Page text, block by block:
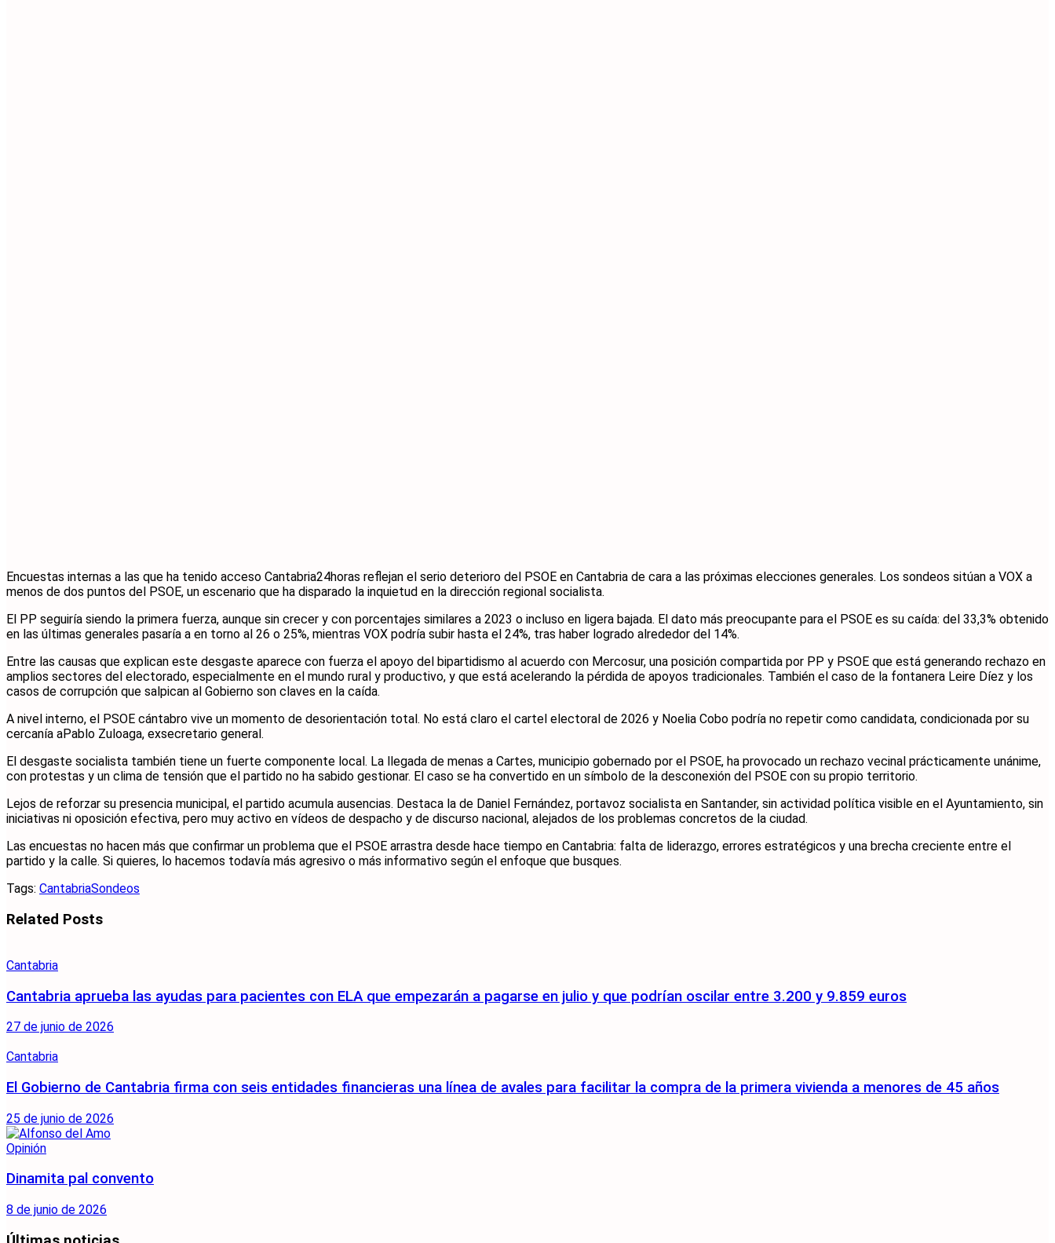
Encuestas internas a las que ha tenido acceso Cantabria24horas reflejan el serio deterioro del PSOE en Cantabria de cara a las próximas elecciones generales. Los sondeos sitúan a VOX a
menos de dos puntos del PSOE, un escenario que ha disparado la inquietud en la dirección regional socialista.
El PP seguiría siendo la primera fuerza, aunque sin crecer y con porcentajes similares a 2023 o incluso en ligera bajada. El dato más preocupante para el PSOE es su caída: del 33,3% obtenido
en las últimas generales pasaría a en torno al 26 o 25%, mientras VOX podría subir hasta el 24%, tras haber logrado alrededor del 14%.
Entre las causas que explican este desgaste aparece con fuerza el apoyo del bipartidismo al acuerdo con Mercosur, una posición compartida por PP y PSOE que está generando rechazo en
amplios sectores del electorado, especialmente en el mundo rural y productivo, y que está acelerando la pérdida de apoyos tradicionales. También el caso de la fontanera Leire Díez y los
casos de corrupción que salpican al Gobierno son claves en la caída.
A nivel interno, el PSOE cántabro vive un momento de desorientación total. No está claro el cartel electoral de 2026 y Noelia Cobo podría no repetir como candidata, condicionada por su
cercanía aPablo Zuloaga, exsecretario general.
El desgaste socialista también tiene un fuerte componente local. La llegada de menas a Cartes, municipio gobernado por el PSOE, ha provocado un rechazo vecinal prácticamente unánime,
con protestas y un clima de tensión que el partido no ha sabido gestionar. El caso se ha convertido en un símbolo de la desconexión del PSOE con su propio territorio.
Lejos de reforzar su presencia municipal, el partido acumula ausencias. Destaca la de Daniel Fernández, portavoz socialista en Santander, sin actividad política visible en el Ayuntamiento, sin
iniciativas ni oposición efectiva, pero muy activo en vídeos de despacho y de discurso nacional, alejados de los problemas concretos de la ciudad.
Las encuestas no hacen más que confirmar un problema que el PSOE arrastra desde hace tiempo en Cantabria: falta de liderazgo, errores estratégicos y una brecha creciente entre el
partido y la calle. Si quieres, lo hacemos todavía más agresivo o más informativo según el enfoque que busques.
Tags: CantabriaSondeos
Related Posts
Cantabria
Cantabria aprueba las ayudas para pacientes con ELA que empezarán a pagarse en julio y que podrían oscilar entre 3.200 y 9.859 euros
27 de junio de 2026
Cantabria
El Gobierno de Cantabria firma con seis entidades financieras una línea de avales para facilitar la compra de la primera vivienda a menores de 45 años
25 de junio de 2026
Opinión
Dinamita pal convento
8 de junio de 2026